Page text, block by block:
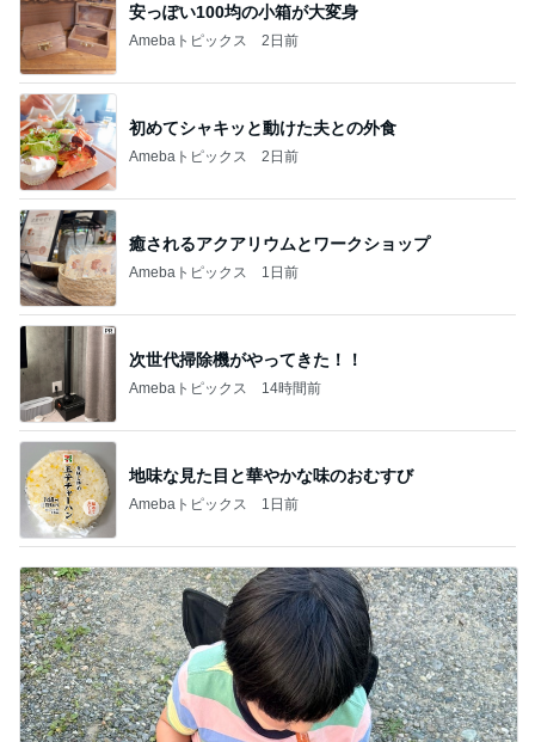
安っぽい100均の小箱が大変身
Amebaトピックス 2日前
初めてシャキッと動けた夫との外食
Amebaトピックス 2日前
癒されるアクアリウムとワークショップ
Amebaトピックス 1日前
次世代掃除機がやってきた！！
Amebaトピックス 14時間前
地味な見た目と華やかな味のおむすび
Amebaトピックス 1日前